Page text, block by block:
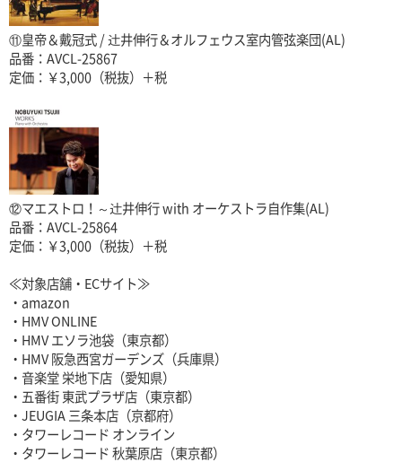
⑪皇帝＆戴冠式 / 辻井伸行＆オルフェウス室内管弦楽団(AL)
品番：AVCL-25867
定価：￥3,000（税抜）＋税
⑫マエストロ！～辻井伸行 with オーケストラ自作集(AL)
品番：AVCL-25864
定価：￥3,000（税抜）＋税
≪対象店舗・ECサイト≫
・amazon
・HMV ONLINE
・HMV エソラ池袋（東京都）
・HMV 阪急西宮ガーデンズ（兵庫県）
・音楽堂 栄地下店（愛知県）
・五番街 東武プラザ店（東京都）
・JEUGIA 三条本店（京都府）
・タワーレコード オンライン
・タワーレコード 秋葉原店（東京都）